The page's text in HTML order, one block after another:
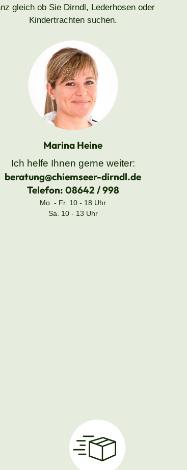
gleich ob Sie Dirndl, Lederhosen oder
Kindertrachten suchen.
Marina Heine
Ich helfe Ihnen gerne weiter:
beratung@chiemseer-dirndl.de
Telefon: 08642 / 998
Mo. - Fr. 10 - 18 Uhr
Sa. 10 - 13 Uhr